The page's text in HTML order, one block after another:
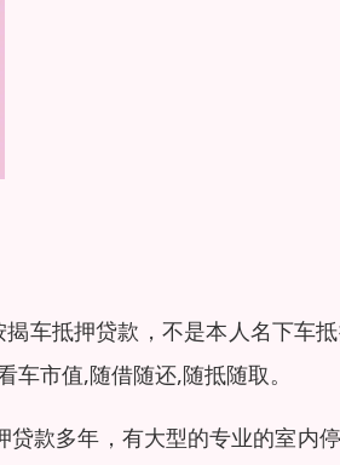
车抵押贷款，不是本人名下车
市值,随借随还,随抵随取。
款多年，有大型的专业的室内